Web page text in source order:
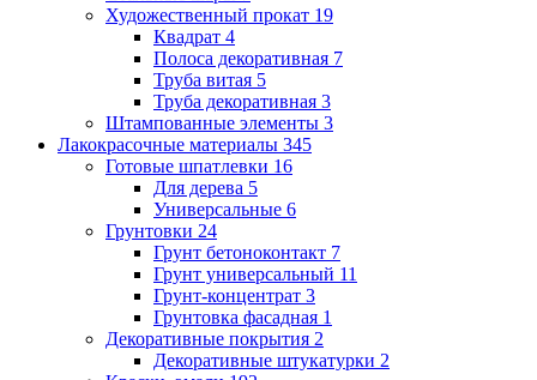
Художественный прокат 19
Квадрат 4
Полоса декоративная 7
Труба витая 5
Труба декоративная 3
Штампованные элементы 3
Лакокрасочные материалы 345
Готовые шпатлевки 16
Для дерева 5
Универсальные 6
Грунтовки 24
Грунт бетоноконтакт 7
Грунт универсальный 11
Грунт-концентрат 3
Грунтовка фасадная 1
Декоративные покрытия 2
Декоративные штукатурки 2